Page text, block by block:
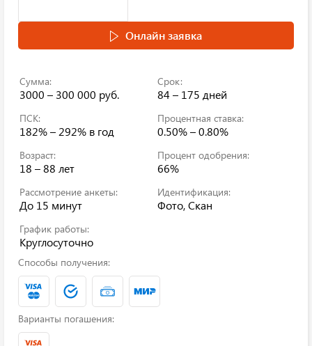
Онлайн заявка
Сумма:
3000 – 300 000 руб.
Срок:
84 – 175 дней
ПСК:
182% – 292% в год
Процентная ставка:
0.50% – 0.80%
Возраст:
18 – 88 лет
Процент одобрения:
66%
Рассмотрение анкеты:
До 15 минут
Идентификация:
Фото, Скан
График работы:
Круглосуточно
Способы получения:
Варианты погашения: